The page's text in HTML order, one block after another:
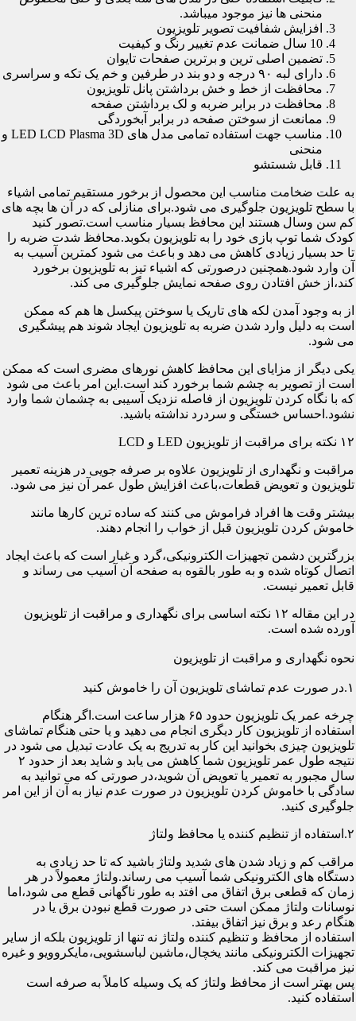
منحنی ها نیز موجود میباشد.
افزایش شفافیت تصویر تلویزیون
10 سال ضمانت عدم تغییر رنگ و کیفیت
تضمین اصلی ترین و برترین صفحات تایوان
دارای لبه ۹۰ درجه و دو بند در طرفین و خم یک تکه و سراسری
محافظت از خط و خش برداشتن پانل تلویزیون
محافظت در برابر ضربه و لک برداشتن صفحه
ممانعت از سوختن صفحه در برابر آبخوردگی
مناسب جهت استفاده تمامی مدل های LED LCD Plasma 3D و
منحنی
قابل شستشو
به علت ضخامت مناسب این محصول از برخور مستقیم تمامی اشیاء
با سطح تلویزیون جلوگیری می شود.برای منازلی که در آن ها بچه های
کم سن وسال هستند این محافظ بسیار مناسب است.تصور کنید
کودک شما توپ بازی خود را به تلویزیون بکوبد.محافظ شدت ضربه را
تا حد بسیار زیادی کاهش می دهد و باعث می شود کمترین آسیب به
آن وارد شود.همچنین درصورتی که اشیاء تیز به تلویزیون برخورد
کند،از خش افتادن روی صفحه نمایش جلوگیری می کند.
از به وجود آمدن لکه های تاریک یا سوختن پیکسل ها هم که ممکن
است به دلیل وارد شدن ضربه به تلویزیون ایجاد شوند هم پیشگیری
می شود.
یکی دیگر از مزایای این محافظ کاهش نورهای مضری است که ممکن
است از تصویر به چشم شما برخورد کند است.این امر باعث می شود
که با نگاه کردن تلویزیون از فاصله نزدیک آسیبی به چشمان شما وارد
نشود.احساس خستگی و سردرد نداشته باشید.
۱۲ نکته برای مراقبت از تلویزیون LED و LCD
مراقبت و نگهداری از تلویزیون علاوه بر صرفه جویی در هزینه تعمیر
تلویزیون و تعویض قطعات،باعث افزایش طول عمر آن نیز می شود.
بیشتر وقت ها افراد فراموش می کنند که ساده ترین کارها مانند
خاموش کردن تلویزیون قبل از خواب را انجام دهند.
بزرگترین دشمن تجهیزات الکترونیکی،گرد و غبار است که باعث ایجاد
اتصال کوتاه شده و به طور بالقوه به صفحه آن آسیب می رساند و
قابل تعمیر نیست.
در این مقاله ۱۲ نکته اساسی برای نگهداری و مراقبت از تلویزیون
آورده شده است.
نحوه نگهداری و مراقبت از تلویزیون
۱.در صورت عدم تماشای تلویزیون آن را خاموش کنید
چرخه عمر یک تلویزیون حدود ۶۵ هزار ساعت است.اگر هنگام
استفاده از تلویزیون کار دیگری انجام می دهید و یا حتی هنگام تماشای
تلویزیون چیزی بخوانید این کار به تدریج به یک عادت تبدیل می شود در
نتیجه طول عمر تلویزیون شما کاهش می یابد و شاید بعد از حدود ۲
سال مجبور به تعمیر یا تعویض آن شوید،در صورتی که می توانید به
سادگی با خاموش کردن تلویزیون در صورت عدم نیاز به آن از این امر
جلوگیری کنید.
۲.استفاده از تنظیم کننده یا محافظ ولتاژ
مراقب کم و زیاد شدن های شدید ولتاژ باشید که تا حد زیادی به
دستگاه های الکترونیکی شما آسیب می رساند.ولتاژ معمولاً در هر
زمان که قطعی برق اتفاق می افتد به طور ناگهانی قطع می شود،اما
نوسانات ولتاژ ممکن است حتی در صورت قطع نبودن برق یا در
هنگام رعد و برق نیز اتفاق بیفتد.
استفاده از محافظ و تنظیم کننده ولتاژ نه تنها از تلویزیون بلکه از سایر
تجهیزات الکترونیکی مانند یخچال،ماشین لباسشویی،مایکروویو و غیره
نیز مراقبت می کند.
پس بهتر است از محافظ ولتاژ که یک وسیله کاملاً به صرفه است
استفاده کنید.